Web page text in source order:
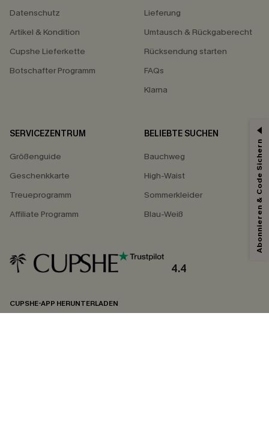
Datenschutz
Artikel & Kondition
Cupshe Lieferkette
Botschafter Programm
Lieferung
Umtausch & Rückgaberecht
Rücksendung starten
FAQs
Klarna
SERVICEZENTRUM
Größenguide
Geschenkkarte
Treueprogramm
Affiliate Programm
BELIEBTE SUCHEN
Bauchweg
High-Waist
Sommerkleider
Blau-Weiß
4.4
CUPSHE-APP HERUNTERLADEN
15% ERHALTEN
15% ohne MBW für E-Mail-Abonnenten.
*Ein Code pro Bestellung. Jeder Code ist einmal gültig.
undDatenschutzbestimmungen. Sie können sich jederzeit abmelden.
Abonnieren & Code Sichern